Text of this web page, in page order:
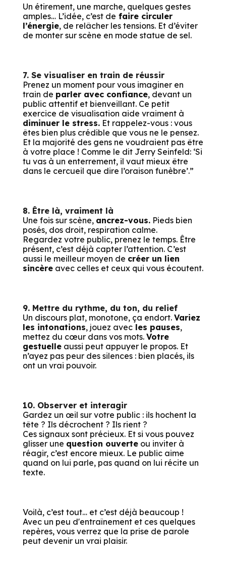
Un étirement, une marche, quelques gestes
amples… L’idée, c’est de faire circuler
l’énergie, de relâcher les tensions. Et d’éviter
de monter sur scène en mode statue de sel.
7. Se visualiser en train de réussir
Prenez un moment pour vous imaginer en
train de parler avec confiance, devant un
public attentif et bienveillant. Ce petit
exercice de visualisation aide vraiment à
diminuer le stress.Et rappelez-vous : vous
êtes bien plus crédible que vous ne le pensez.
Et la majorité des gens ne voudraient pas être
à votre place ! Comme le dit Jerry Seinfeld: ‘Si
tu vas à un enterrement, il vaut mieux être
dans le cercueil que dire l’oraison funèbre’.”
8. Être là, vraiment là
Une fois sur scène, ancrez-vous.Pieds bien
posés, dos droit, respiration calme.
Regardez votre public, prenez le temps. Être
présent, c’est déjà capter l’attention. C’est
aussi le meilleur moyen de créer un lien
sincèreavec celles et ceux qui vous écoutent.
9. Mettre du rythme, du ton, du relief
Un discours plat, monotone, ça endort. Variez
les intonations, jouez avecles pauses,
mettez du cœur dans vos mots. Votre
gestuelleaussi peut appuyer le propos. Et
n’ayez pas peur des silences : bien placés, ils
ont un vrai pouvoir.
10. Observer et interagir
Gardez un œil sur votre public : ils hochent la
tête ? Ils décrochent ? Ils rient ?
Ces signaux sont précieux. Et si vous pouvez
glisser une question ouverteou inviter à
réagir, c’est encore mieux. Le public aime
quand on lui parle, pas quand on lui récite un
texte.
Voilà, c’est tout… et c’est déjà beaucoup !
Avec un peu d'entraînement et ces quelques
repères, vous verrez que la prise de parole
peut devenir un vrai plaisir.